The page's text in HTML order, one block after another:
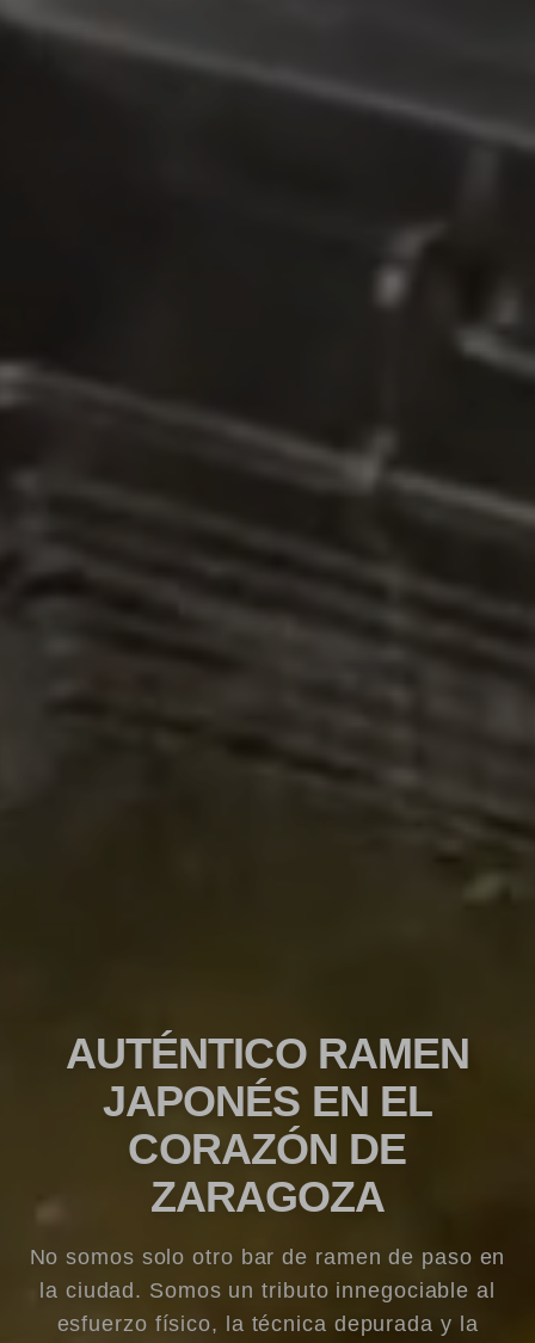
AUTÉNTICO RAMEN
JAPONÉS EN EL
CORAZÓN DE
ZARAGOZA
No somos solo otro bar de ramen de paso en
la ciudad. Somos un tributo innegociable al
esfuerzo físico, la técnica depurada y la